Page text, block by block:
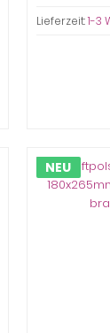
Lieferzeit:1-3
NEU